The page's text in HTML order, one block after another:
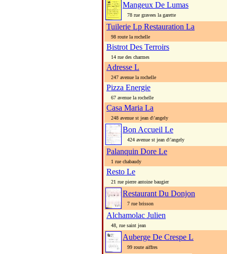
Mangeux De Lumas
78 rue gravees la garette
Tuilerie Lp Restauration La
98 route la rochelle
Bistrot Des Terroirs
14 rue des charmes
Adresse L
247 avenue la rochelle
Pizza Energie
67 avenue la rochelle
Casa Maria La
248 avenue st jean d\'angely
Bon Accueil Le
424 avenue st jean d\'angely
Palanquin Dore Le
1 rue chabaudy
Resto Le
21 rue pierre antoine baugier
Restaurant Du Donjon
7 rue brisson
Alchamolac Julien
48, rue saint jean
Auberge De Crespe L
99 route aiffres